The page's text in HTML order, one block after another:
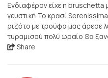
Ενδιαφέρον είχε η bruschetta
γευστική Το κρασί
ριζότο με τρούφα μας άρεσε
τυραμισού πολύ ωραίο Θα
Share